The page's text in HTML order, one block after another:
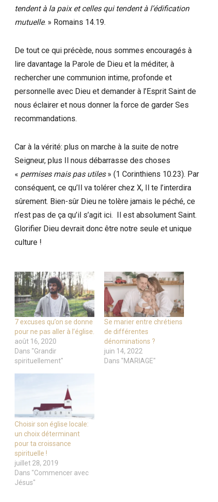
tendent à la paix et celles qui tendent à l’édification
mutuelle. » Romains 14.19.
De tout ce qui précède, nous sommes encouragés à
lire davantage la Parole de Dieu et la méditer, à
rechercher une communion intime, profonde et
personnelle avec Dieu et demander à l’Esprit Saint de
nous éclairer et nous donner la force de garder Ses
recommandations.
Car à la vérité: plus on marche à la suite de notre
Seigneur, plus Il nous débarrasse des choses
« permises mais pas utiles» (1 Corinthiens 10.23). Par
conséquent, ce qu’Il va tolérer chez X, Il te l’interdira
sûrement. Bien-sûr Dieu ne tolère jamais le péché, ce
n’est pas de ça qu’il s’agit ici. Il est absolument Saint.
Glorifier Dieu devrait donc être notre seule et unique
culture !
7 excuses qu’on se donne
pour ne pas aller à l’église.
août 16, 2020
Dans "Grandir
spirituellement"
Se marier entre chrétiens
de différentes
dénominations ?
juin 14, 2022
Dans "MARIAGE"
Choisir son église locale:
un choix déterminant
pour ta croissance
spirituelle !
juillet 28, 2019
Dans "Commencer avec
Jésus"